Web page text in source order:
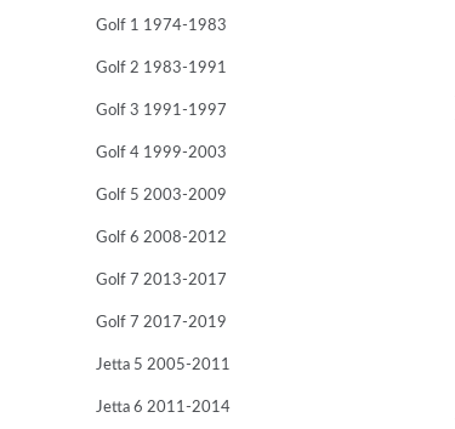
Golf 1 1974-1983
Golf 2 1983-1991
Golf 3 1991-1997
Golf 4 1999-2003
Golf 5 2003-2009
Golf 6 2008-2012
Golf 7 2013-2017
Golf 7 2017-2019
Jetta 5 2005-2011
Jetta 6 2011-2014